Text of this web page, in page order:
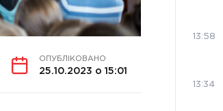
ОПУБЛІКОВАНО
25.10.2023 о 15:01
13:58
13:34